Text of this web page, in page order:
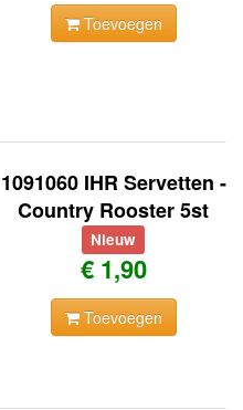
Toevoegen
1091060 IHR Servetten -
Country Rooster 5st
Nieuw
€ 1,90
Toevoegen